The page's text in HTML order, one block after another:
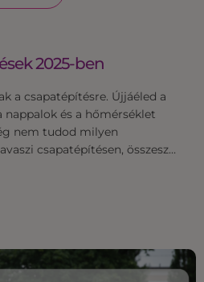
2025-ben
a csapatépítésre. Újjáéled a
nappalok és a hőmérséklet
nem tudod milyen
csapatépítésen, összesz…